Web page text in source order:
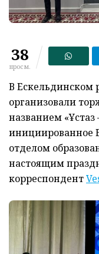
38
просм.
В Ескельдинском
организовали
названием «Ұстаз
инициированное
отделом
настоящим
корреспондент